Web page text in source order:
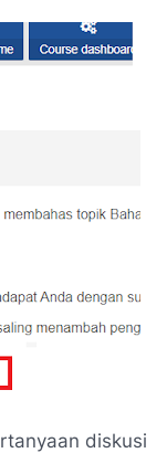
diskusi